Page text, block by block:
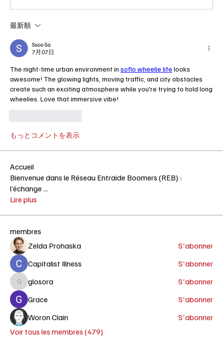
最新順
Ssoo Sa
7月07日
The night-time urban environment in soflo wheelie life looks
awesome! The glowing lights, moving traffic, and city obstacles
create such an exciting atmosphere while you're trying to hold long
wheelies. Love that immersive vibe!
もっとコメントを表示
Accueil
Bienvenue dans le Réseau Entraide Boomers (REB) :
l’échange...
Lire plus
membres
Zelda Prohaska
S'abonner
Capitalist Illness
S'abonner
glosoraglosora
S'abonner
Grace
S'abonner
Woron Clain
S'abonner
Voir tous les membres (479)